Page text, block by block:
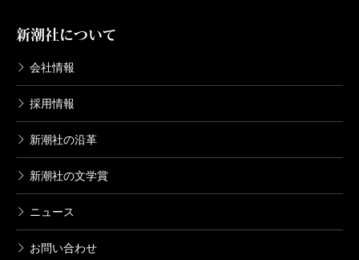
著者は1958年生まれのグラフィックデザイナーだ。
さて、この『キツネ狩り』は、第九回新潮ミステリ
ー大賞受賞作なのだが、そうした冠で訴求せずとも、
という破格の新人の誕生を喜びたい。
（むらかみ・たかし 書評家）
新潮社について
会社情報
採用情報
新潮社の沿革
新潮社の文学賞
ニュース
お問い合わせ